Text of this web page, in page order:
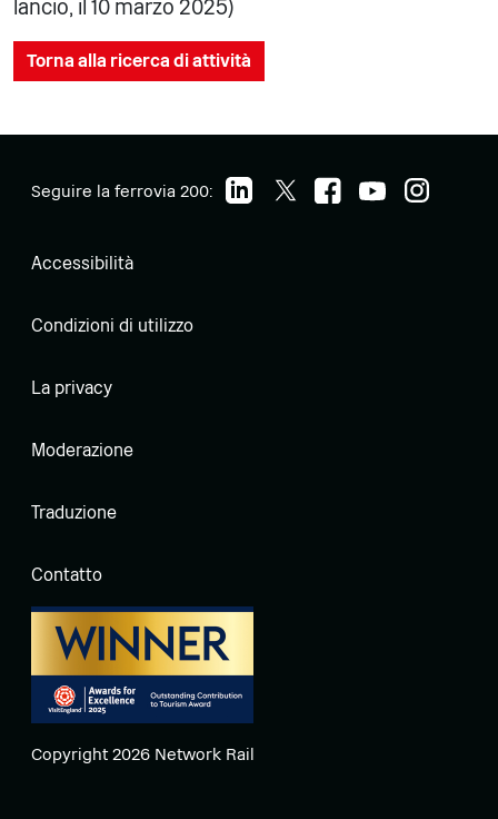
lancio, il 10 marzo 2025)
Torna alla ricerca di attività
Seguire la ferrovia 200:
Accessibilità
Condizioni di utilizzo
La privacy
Moderazione
Traduzione
Contatto
Copyright 2026 Network Rail